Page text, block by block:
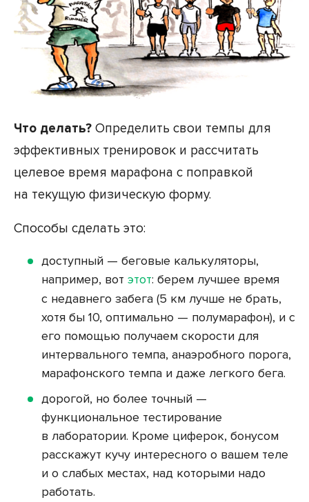
Что делать? Определить свои темпы для
эффективных тренировок и рассчитать
целевое время марафона с поправкой
на текущую физическую форму.
Способы сделать это:
доступный — беговые калькуляторы,
например, вот этот: берем лучшее время
с недавнего забега (5 км лучше не брать,
хотя бы 10, оптимально — полумарафон), и с
его помощью получаем скорости для
интервального темпа, анаэробного порога,
марафонского темпа и даже легкого бега.
дорогой, но более точный —
функциональное тестирование
в лаборатории. Кроме циферок, бонусом
расскажут кучу интересного о вашем теле
и о слабых местах, над которыми надо
работать.